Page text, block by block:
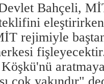
Bahçeli,
rejimiyle